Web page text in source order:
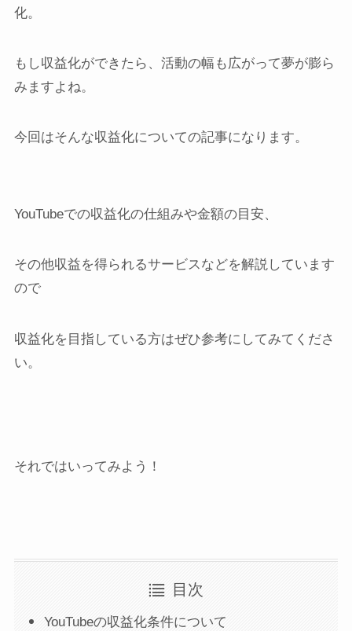
化。
もし収益化ができたら、活動の幅も広がって夢が膨ら
みますよね。
今回はそんな収益化についての記事になります。
YouTubeでの収益化の仕組みや金額の目安、
その他収益を得られるサービスなどを解説しています
ので
収益化を目指している方はぜひ参考にしてみてくださ
い。
それではいってみよう！
目次
YouTubeの収益化条件について